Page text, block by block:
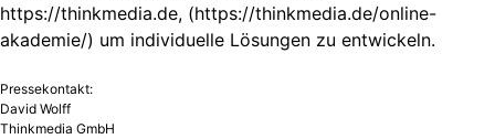
https://thinkmedia.de, (https://thinkmedia.de/online-
akademie/) um individuelle Lösungen zu entwickeln.
Pressekontakt:
David Wolff
Thinkmedia GmbH